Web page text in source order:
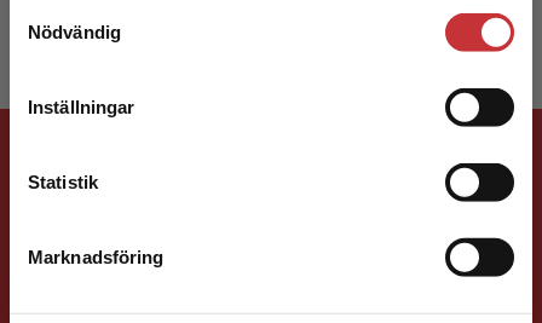
Nödvändig
Inställningar
Statistik
Marknadsföring
Vi erbjuder inte leveranser utanför Sverige. För
att kunna slutföra ett köp måste